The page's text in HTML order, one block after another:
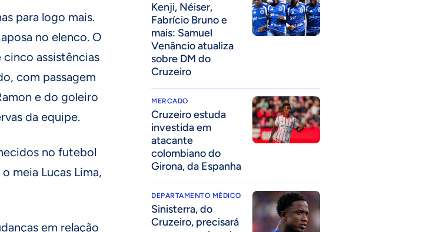
para logo mais.
no elenco. O
cinco assistências
com passagem
e do goleiro
da equipe.
no futebol
meia Lucas Lima,
em relação
Kenji, Néiser,
Fabrício Bruno e
mais: Samuel
Venâncio atualiza
sobre DM do
Cruzeiro
MERCADO
Cruzeiro estuda
investida em
atacante
colombiano do
Girona, da Espanha
DEPARTAMENTO MÉDICO
Sinisterra, do
Cruzeiro, precisará